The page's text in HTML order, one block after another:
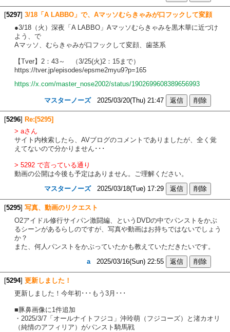
[5297] 3/18「A LABBO」で、Aマッソむらきゃみが口フックして変顔
●3/18（火）深夜「A LABBO」Aマッソむらきゃみを黒木華に近づけ
よう、で
Aマッソ、むらきゃみが口フックして変顔、歯茎系
【Tver】2：43～ （3/25(火)2：15まで）
https://tver.jp/episodes/epsme2myu9?p=165
https://x.com/master_nose2002/status/1902699608389656993
マスターノーズ2025/03/20(Thu) 21:47
[5296] Re:[5295]
> aさん
サイト内検索したら、AVブログのコメントでありましたが、全く覚
えてないので分かりません･･･
> 5292 で言っている通り
動画の公開は今後も予定はありません。ご理解ください。
マスターノーズ2025/03/18(Tue) 17:29
[5295] 写真、動画のリクエスト
O2アイドル修行サイパン激闘編、というDVDの中でパンストをかぶ
るシーンがあるらしのですが、写真や動画はお持ちではないでしょう
か？
また、何人パンストをかぶっていたかも教えていただきたいです。
a2025/03/16(Sun) 22:55
[5294] 更新しました！
更新しました！今年初･･･もう3月･･･
■豚鼻画像に1件追加
・2025/3/7「オールナイトフジコ」沖玲萌（フジコーズ）と渚カオリ
（純情のアフィリア）がパンスト騎馬戦